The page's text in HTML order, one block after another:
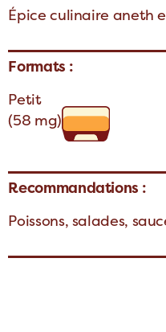
Épice culinaire aneth
Formats :
Petit
(58 mg)
Recommandations :
Poissons, salades,